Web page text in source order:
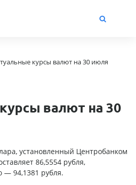
курсы валют на 30 июля
валют на 30
установленный Центробанком
86,5554 рубля,
— 94,1381 рубля.